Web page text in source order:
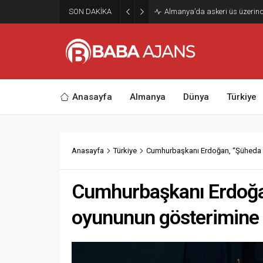
SON DAKİKA Almanya’da askeri üs
Anasayfa Almanya Dünya Türkiye
Anasayfa Türkiye Cumhurbaşkanı Erdoğan,
Cumhurbaşkanı
oyununun gösterimine